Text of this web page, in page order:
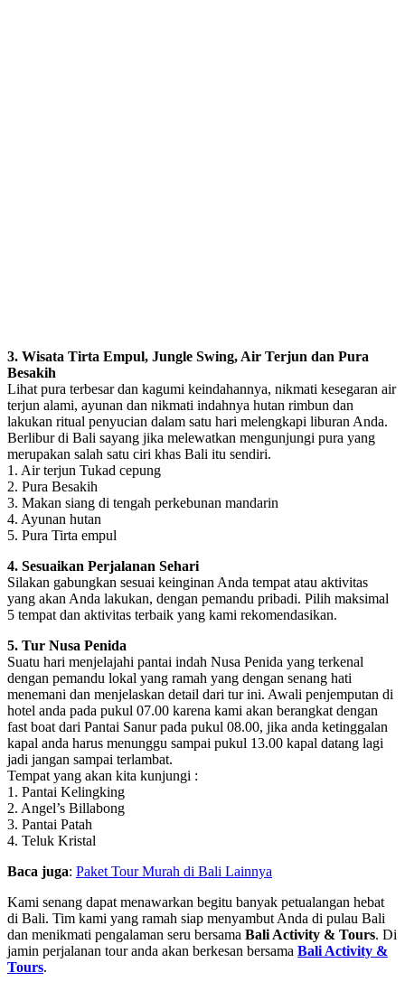
3. Wisata Tirta Empul, Jungle Swing, Air Terjun dan Pura
Besakih
Lihat pura terbesar dan kagumi keindahannya, nikmati kesegaran air
terjun alami, ayunan dan nikmati indahnya hutan rimbun dan
lakukan ritual penyucian dalam satu hari melengkapi liburan Anda.
Berlibur di Bali sayang jika melewatkan mengunjungi pura yang
merupakan salah satu ciri khas Bali itu sendiri.
1. Air terjun Tukad cepung
2. Pura Besakih
3. Makan siang di tengah perkebunan mandarin
4. Ayunan hutan
5. Pura Tirta empul
4. Sesuaikan Perjalanan Sehari
Silakan gabungkan sesuai keinginan Anda tempat atau aktivitas
yang akan Anda lakukan, dengan pemandu pribadi. Pilih maksimal
5 tempat dan aktivitas terbaik yang kami rekomendasikan.
5. Tur Nusa Penida
Suatu hari menjelajahi pantai indah Nusa Penida yang terkenal
dengan pemandu lokal yang ramah yang dengan senang hati
menemani dan menjelaskan detail dari tur ini. Awali penjemputan di
hotel anda pada pukul 07.00 karena kami akan berangkat dengan
fast boat dari Pantai Sanur pada pukul 08.00, jika anda ketinggalan
kapal anda harus menunggu sampai pukul 13.00 kapal datang lagi
jadi jangan sampai terlambat.
Tempat yang akan kita kunjungi :
1. Pantai Kelingking
2. Angel’s Billabong
3. Pantai Patah
4. Teluk Kristal
Baca juga: Paket Tour Murah di Bali Lainnya
Kami senang dapat menawarkan begitu banyak petualangan hebat
di Bali. Tim kami yang ramah siap menyambut Anda di pulau Bali
dan menikmati pengalaman seru bersama Bali Activity & Tours. Di
jamin perjalanan tour anda akan berkesan bersama Bali Activity &
Tours.